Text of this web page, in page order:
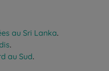
au Sri Lanka.
.
au Sud.